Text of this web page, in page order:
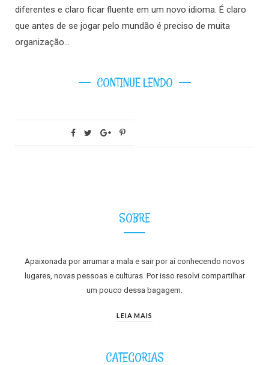
diferentes e claro ficar fluente em um novo idioma. É claro
que antes de se jogar pelo mundão é preciso de muita
organização…
CONTINUE LENDO
SOBRE
Apaixonada por arrumar a mala e sair por aí conhecendo novos
lugares, novas pessoas e culturas. Por isso resolvi compartilhar
um pouco dessa bagagem.
LEIA MAIS
CATEGORIAS